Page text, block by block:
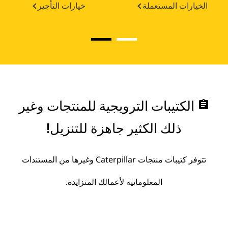
خيارات التأجير الخيارات المستعملة
assignment الكتيبات الترويجية للمنتجات وغير
ذلك الكثير جاهزة للتنزيل!
تتوفر كتيبات منتجات Caterpillar وغيرها من المستندات
المعلوماتية لأعمالك المتزايدة.